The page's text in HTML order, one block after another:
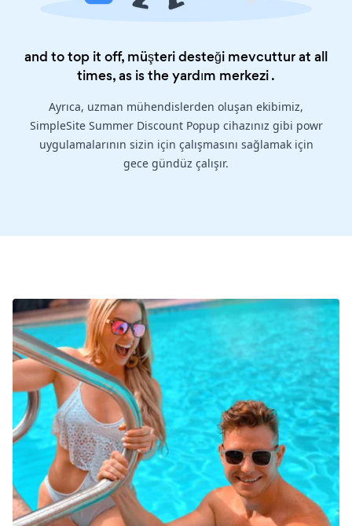
and to top it off, müşteri desteği mevcuttur at all
times, as is theyardım merkezi.
Ayrıca, uzman mühendislerden oluşan ekibimiz,
SimpleSite Summer Discount Popup cihazınız gibi powr
uygulamalarının sizin için çalışmasını sağlamak için
gece gündüz çalışır.